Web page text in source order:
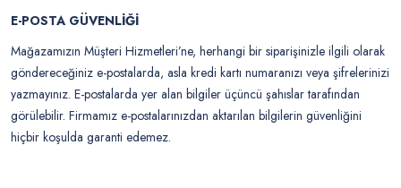
E-POSTA GÜVENLİĞİ
Mağazamızın Müşteri Hizmetleri’ne, herhangi bir siparişinizle ilgili olarak
göndereceğiniz e-postalarda, asla kredi kartı numaranızı veya şifrelerinizi
yazmayınız. E-postalarda yer alan bilgiler üçüncü şahıslar tarafından
görülebilir. Firmamız e-postalarınızdan aktarılan bilgilerin güvenliğini
hiçbir koşulda garanti edemez.